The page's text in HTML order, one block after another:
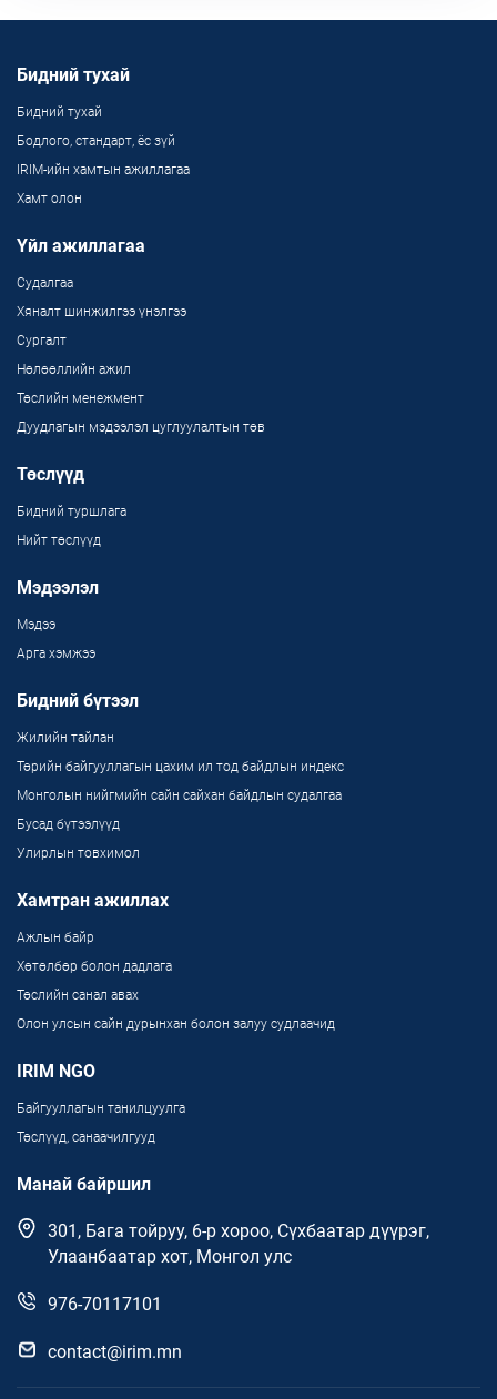
Бидний тухай
Бидний тухай
Бодлого, стандарт, ёс зүй
IRIM-ийн хамтын ажиллагаа
Хамт олон
Үйл ажиллагаа
Судалгаа
Хяналт шинжилгээ үнэлгээ
Сургалт
Нөлөөллийн ажил
Төслийн менежмент
Дуудлагын мэдээлэл цуглуулалтын төв
Төслүүд
Бидний туршлага
Нийт төслүүд
Мэдээлэл
Мэдээ
Арга хэмжээ
Бидний бүтээл
Жилийн тайлан
Төрийн байгууллагын цахим ил тод байдлын индекс
Монголын нийгмийн сайн сайхан байдлын судалгаа
Бусад бүтээлүүд
Улирлын товхимол
Хамтран ажиллах
Ажлын байр
Хөтөлбөр болон дадлага
Төслийн санал авах
Олон улсын сайн дурынхан болон залуу судлаачид
IRIM NGO
Байгууллагын танилцуулга
Төслүүд, санаачилгууд
Манай байршил
301, Бага тойруу, 6-р хороо, Сүхбаатар дүүрэг,
Улаанбаатар хот, Монгол улс
976-70117101
contact@irim.mn